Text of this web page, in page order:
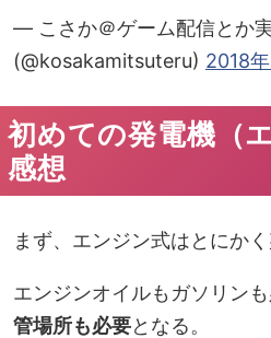
— こさか＠ゲーム配信とか
(@kosakamitsuteru) 2018
初めての発電機（
感想
まず、エンジン式はとにか
エンジンオイルもガソリンも
管場所も必要となる。